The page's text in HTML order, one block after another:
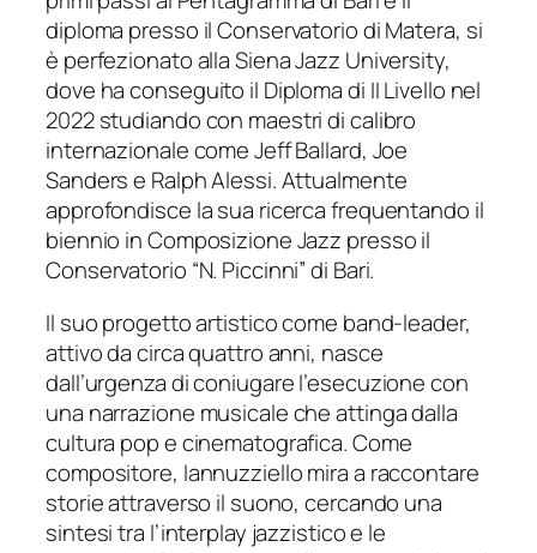
diploma presso il Conservatorio di Matera, si
è perfezionato alla Siena Jazz University,
dove ha conseguito il Diploma di II Livello nel
2022 studiando con maestri di calibro
internazionale come Jeff Ballard, Joe
Sanders e Ralph Alessi. Attualmente
approfondisce la sua ricerca frequentando il
biennio in Composizione Jazz presso il
Conservatorio “N. Piccinni” di Bari.
Il suo progetto artistico come band-leader,
attivo da circa quattro anni, nasce
dall’urgenza di coniugare l’esecuzione con
una narrazione musicale che attinga dalla
cultura pop e cinematografica. Come
compositore, Iannuzziello mira a raccontare
storie attraverso il suono, cercando una
sintesi tra l’interplay jazzistico e le